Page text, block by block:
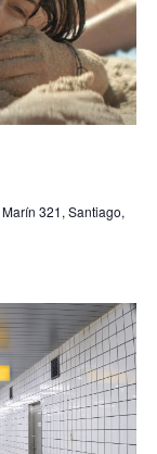
Marín 321, Santiago,